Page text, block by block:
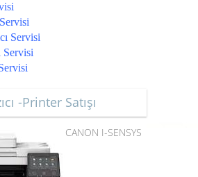
Servisi
Servisi
-Printer Satışı
CANON I-SENSYS